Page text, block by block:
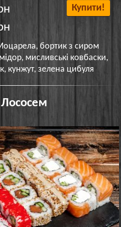
Купити!
бортик з сиром
мисливські ковбаски,
кунжут, зелена цибуля
Лососем